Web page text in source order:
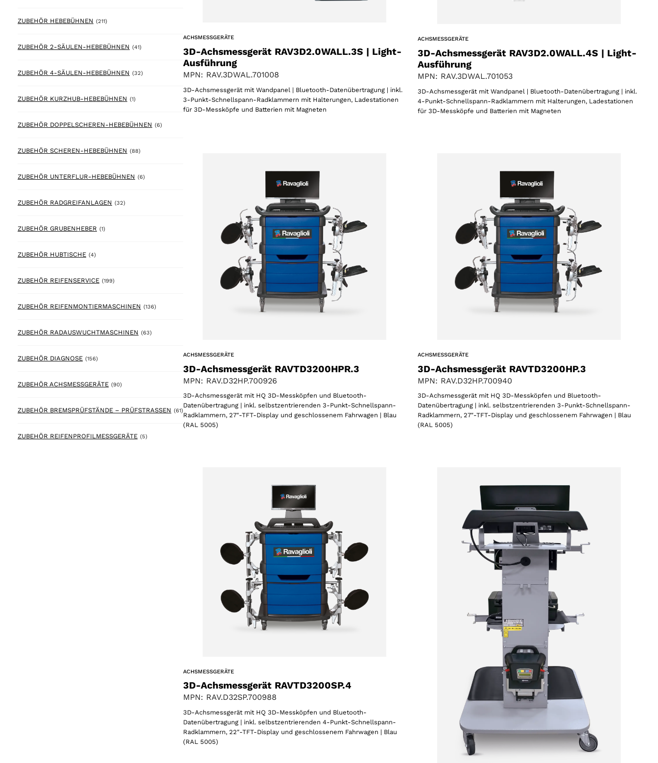
ZUBEHÖR HEBEBÜHNEN (211)211 products
ZUBEHÖR 2-SÄULEN-HEBEBÜHNEN (41)41 products
ZUBEHÖR 4-SÄULEN-HEBEBÜHNEN (32)32 products
ZUBEHÖR KURZHUB-HEBEBÜHNEN (1)1 product
ZUBEHÖR DOPPELSCHEREN-HEBEBÜHNEN (6)6 products
ZUBEHÖR SCHEREN-HEBEBÜHNEN (88)88 products
ZUBEHÖR UNTERFLUR-HEBEBÜHNEN (6)6 products
ZUBEHÖR RADGREIFANLAGEN (32)32 products
ZUBEHÖR GRUBENHEBER (1)1 product
ZUBEHÖR HUBTISCHE (4)4 products
ZUBEHÖR REIFENSERVICE (199)199 products
ZUBEHÖR REIFENMONTIERMASCHINEN (136)136 products
ZUBEHÖR RADAUSWUCHTMASCHINEN (63)63 products
ZUBEHÖR DIAGNOSE (156)156 products
ZUBEHÖR ACHSMESSGERÄTE (90)90 products
ZUBEHÖR BREMSPRÜFSTÄNDE – PRÜFSTRASSEN (61)61 products
ZUBEHÖR REIFENPROFILMESSGERÄTE (5)5 products
ACHSMESSGERÄTE
3D-Achsmessgerät RAV3D2.0WALL.3S | Light-
Ausführung
MPN: RAV.3DWAL.701008
3D-Achsmessgerät mit Wandpanel | Bluetooth-Datenübertragung | inkl.
3-Punkt-Schnellspann-Radklammern mit Halterungen, Ladestationen
für 3D-Messköpfe und Batterien mit Magneten
ACHSMESSGERÄTE
3D-Achsmessgerät RAV3D2.0WALL.4S | Light-
Ausführung
MPN: RAV.3DWAL.701053
3D-Achsmessgerät mit Wandpanel | Bluetooth-Datenübertragung | inkl.
4-Punkt-Schnellspann-Radklammern mit Halterungen, Ladestationen
für 3D-Messköpfe und Batterien mit Magneten
ACHSMESSGERÄTE
3D-Achsmessgerät RAVTD3200HPR.3
MPN: RAV.D32HP.700926
3D-Achsmessgerät mit HQ 3D-Messköpfen und Bluetooth-
Datenübertragung | inkl. selbstzentrierenden 3-Punkt-Schnellspann-
Radklammern, 27″-TFT-Display und geschlossenem Fahrwagen | Blau
(RAL 5005)
ACHSMESSGERÄTE
3D-Achsmessgerät RAVTD3200HP.3
MPN: RAV.D32HP.700940
3D-Achsmessgerät mit HQ 3D-Messköpfen und Bluetooth-
Datenübertragung | inkl. selbstzentrierenden 3-Punkt-Schnellspann-
Radklammern, 27″-TFT-Display und geschlossenem Fahrwagen | Blau
(RAL 5005)
ACHSMESSGERÄTE
3D-Achsmessgerät RAVTD3200SP.4
MPN: RAV.D32SP.700988
3D-Achsmessgerät mit HQ 3D-Messköpfen und Bluetooth-
Datenübertragung | inkl. selbstzentrierenden 4-Punkt-Schnellspann-
Radklammern, 22″-TFT-Display und geschlossenem Fahrwagen | Blau
(RAL 5005)